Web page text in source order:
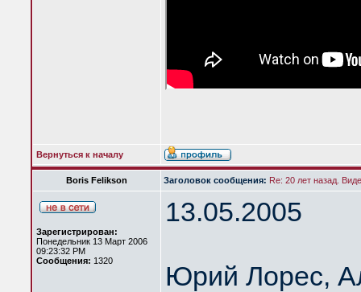
Вернуться к началу
Boris Felikson Заголовок сообщения: Re: 20 лет назад.
Зарегистрирован:
Понедельник 13 Март 2006
09:23:32 PM
Сообщения: 1320
13.05.2005
Юрий Лорес,